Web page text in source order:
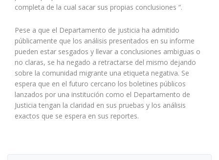
completa de la cual sacar sus propias conclusiones “.
Pese a que el Departamento de justicia ha admitido
públicamente que los análisis presentados en su informe
pueden estar sesgados y llevar a conclusiones ambiguas o
no claras, se ha negado a retractarse del mismo dejando
sobre la comunidad migrante una etiqueta negativa. Se
espera que en el futuro cercano los boletines públicos
lanzados por una institución como el Departamento de
Justicia tengan la claridad en sus pruebas y los análisis
exactos que se espera en sus reportes.